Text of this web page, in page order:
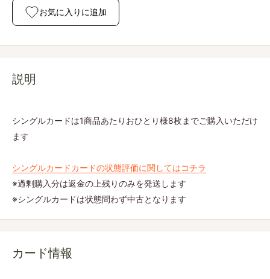
お気に入りに追加
説明
シングルカードは1商品あたりおひとり様8枚までご購入いただけ
ます
シングルカードカードの状態評価に関してはコチラ
※過剰購入分は返金の上残りのみを発送します
※シングルカードは状態問わず中古となります
カード情報